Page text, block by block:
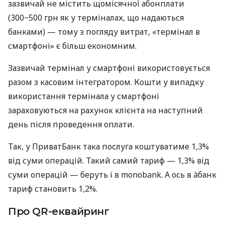
зазвичай не містить щомісячної абонплати
(300−500 грн як у терміналах, що надаються
банками) — тому з погляду витрат, «термінал в
смартфоні» є більш економним.
Зазвичай термінал у смартфоні використовується
разом з касовим інтегратором. Кошти у випадку
використання термінала у смартфоні
зараховуються на рахунок клієнта на наступний
день після проведення оплати.
Так, у ПриватБанк така послуга коштуватиме 1,3%
від суми операцій. Такий самий тариф — 1,3% від
суми операцій — беруть і в monobank. А ось в àбанк
тариф становить 1,2%.
Про QR-еквайринг